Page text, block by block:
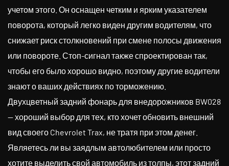
учетом этого. Он оснащен четким и ярким указателем
поворота, который легко виден другим водителям, что
снижает риск столкновений при смене полосы движения
или повороте. Стоп-сигнал также спроектирован так,
чтобы его было хорошо видно, поэтому другие водители
знают о ваших действиях по торможению.
Двухцветный задний фонарь для внедорожников BW028
— хороший выбор для тех, кто хочет обновить внешний
вид своего Chevrolet Trax, не тратя при этом денег.
Являетесь ли вы заядлым автолюбителем или просто
хотите выделить свой автомобиль из толпы, этот задний